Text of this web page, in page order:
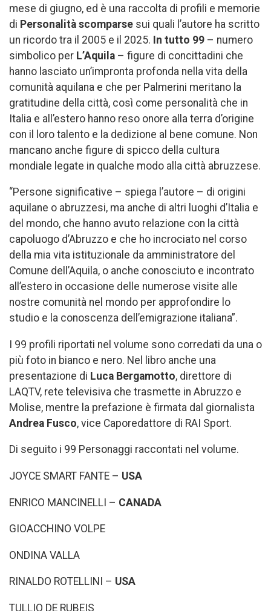
mese di giugno, ed è una raccolta di profili e memorie
di Personalità scomparse sui quali l’autore ha scritto
un ricordo tra il 2005 e il 2025. In tutto 99 – numero
simbolico per L’Aquila – figure di concittadini che
hanno lasciato un’impronta profonda nella vita della
comunità aquilana e che per Palmerini meritano la
gratitudine della città, così come personalità che in
Italia e all’estero hanno reso onore alla terra d’origine
con il loro talento e la dedizione al bene comune. Non
mancano anche figure di spicco della cultura
mondiale legate in qualche modo alla città abruzzese.
“Persone significative – spiega l’autore – di origini
aquilane o abruzzesi, ma anche di altri luoghi d’Italia e
del mondo, che hanno avuto relazione con la città
capoluogo d’Abruzzo e che ho incrociato nel corso
della mia vita istituzionale da amministratore del
Comune dell’Aquila, o anche conosciuto e incontrato
all’estero in occasione delle numerose visite alle
nostre comunità nel mondo per approfondire lo
studio e la conoscenza dell’emigrazione italiana”.
I 99 profili riportati nel volume sono corredati da una o
più foto in bianco e nero. Nel libro anche una
presentazione di Luca Bergamotto, direttore di
LAQTV, rete televisiva che trasmette in Abruzzo e
Molise, mentre la prefazione è firmata dal giornalista
Andrea Fusco, vice Caporedattore di RAI Sport.
Di seguito i 99 Personaggi raccontati nel volume.
JOYCE SMART FANTE – USA
ENRICO MANCINELLI – CANADA
GIOACCHINO VOLPE
ONDINA VALLA
RINALDO ROTELLINI – USA
TULLIO DE RUBEIS